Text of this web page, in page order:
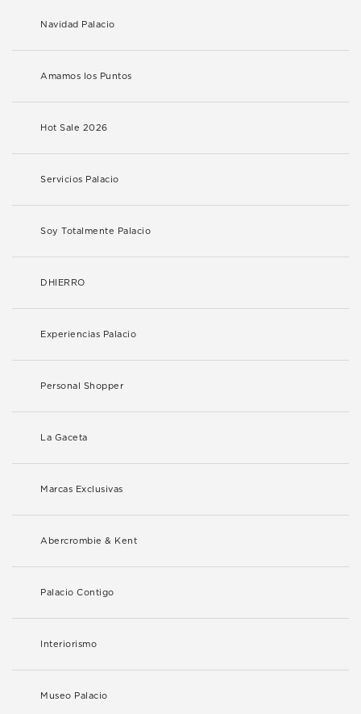
Navidad Palacio
Amamos los Puntos
Hot Sale 2026
Servicios Palacio
Soy Totalmente Palacio
DHIERRO
Experiencias Palacio
Personal Shopper
La Gaceta
Marcas Exclusivas
Abercrombie & Kent
Palacio Contigo
Interiorismo
Museo Palacio